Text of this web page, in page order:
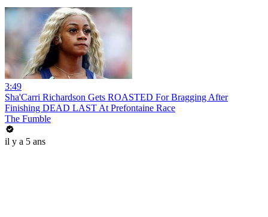
3:49
Sha'Carri Richardson Gets ROASTED For Bragging After
Finishing DEAD LAST At Prefontaine Race
The Fumble
il y a 5 ans